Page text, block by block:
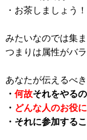
・お茶しましょう！
みたいなのでは集
つまりは属性がバ
あなたが伝えるべ
・ 何故それをやる
・ どんな人のお役
・それに参加する